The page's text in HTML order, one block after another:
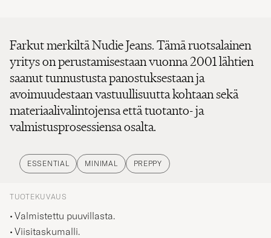
Farkut merkiltä Nudie Jeans. Tämä ruotsalainen
yritys on perustamisestaan vuonna 2001 lähtien
saanut tunnustusta panostuksestaan ja
avoimuudestaan vastuullisuutta kohtaan sekä
materiaalivalintojensa että tuotanto- ja
valmistusprosessiensa osalta.
ESSENTIAL MINIMAL PREPPY
TUOTEKUVAUS
Valmistettu puuvillasta.
Viisitaskumalli.